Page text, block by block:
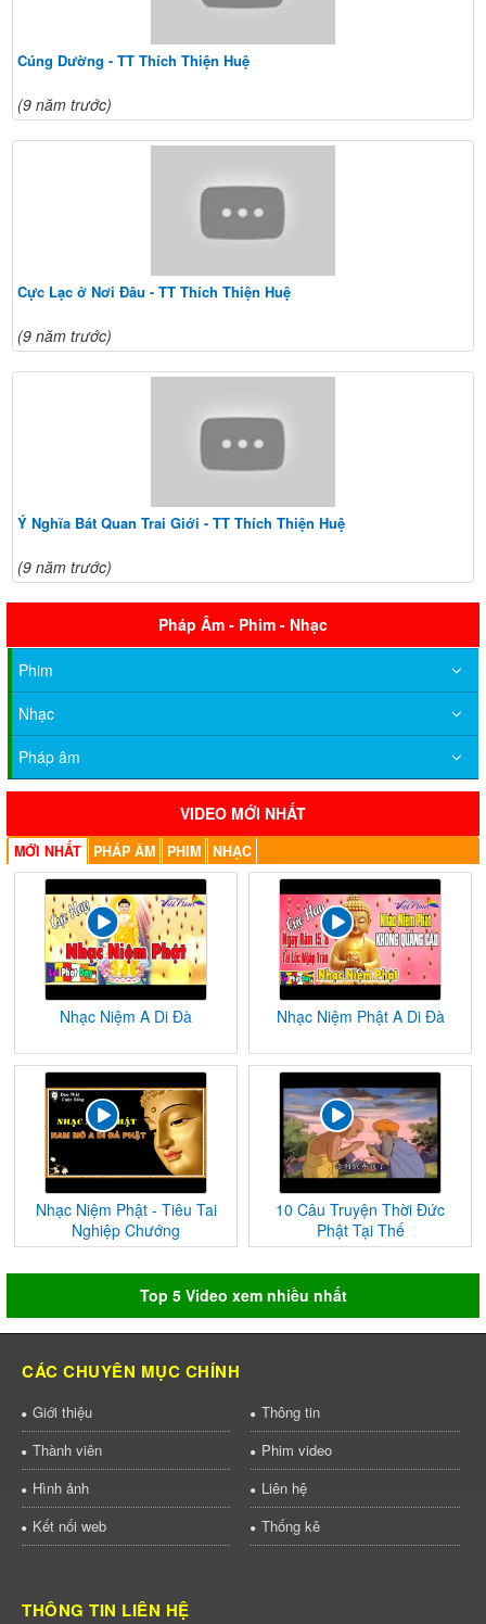
Cúng Dường - TT Thích Thiện Huệ
(9 năm trước)
Cực Lạc ở Nơi Đâu - TT Thích Thiện Huệ
(9 năm trước)
Ý Nghĩa Bát Quan Trai Giới - TT Thích Thiện Huệ
(9 năm trước)
Pháp Âm - Phim - Nhạc
Phim
Nhạc
Pháp âm
VIDEO MỚI NHẤT
MỚI NHẤT PHÁP ÂM PHIM NHẠC
Nhạc Niệm A Di Đà Nhạc Niệm Phật A Di Đà
Nhạc Niệm Phật - Tiêu Tai
Nghiệp Chướng
10 Câu Truyện Thời Đức
Phật Tại Thế
Top 5 Video xem nhiều nhất
CÁC CHUYÊN MỤC CHÍNH
Giới thiệu
Thông tin
Thành viên
Phim video
Hình ảnh
Liên hệ
Kết nối web
Thống kê
THÔNG TIN LIÊN HỆ